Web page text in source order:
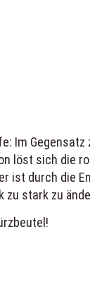
Im
löst sich die
ist durch die
zu stark zu
!